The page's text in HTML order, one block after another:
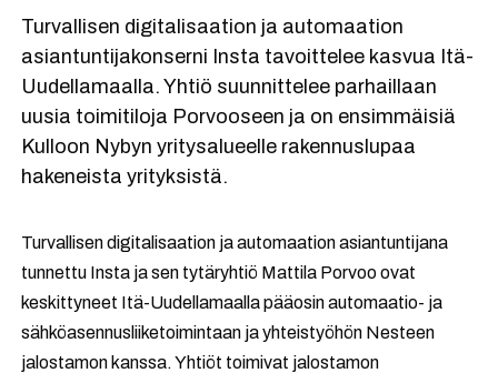
Turvallisen digitalisaation ja automaation
asiantuntijakonserni Insta tavoittelee kasvua Itä-
Uudellamaalla. Yhtiö suunnittelee parhaillaan
uusia toimitiloja Porvooseen ja on ensimmäisiä
Kulloon Nybyn yritysalueelle rakennuslupaa
hakeneista yrityksistä.
Turvallisen digitalisaation ja automaation asiantuntijana
tunnettu Insta ja sen tytäryhtiö Mattila Porvoo ovat
keskittyneet Itä-Uudellamaalla pääosin automaatio- ja
sähköasennusliiketoimintaan ja yhteistyöhön Nesteen
jalostamon kanssa. Yhtiöt toimivat jalostamon